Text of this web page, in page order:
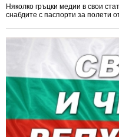
Няколко гръцки медии в свои
снабдите с паспорти за полети